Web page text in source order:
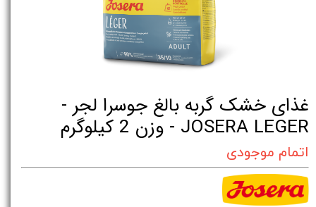
غذای خشک گربه بالغ جوسرا لجر -
JOSERA LEGER - وزن 2 کیلوگرم
اتمام موجودی